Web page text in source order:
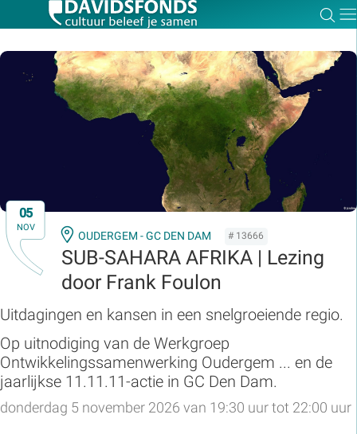
05
NOV
OUDERGEM - GC DEN DAM # 13666
SUB-SAHARA AFRIKA | Lezing
door Frank Foulon
Uitdagingen en kansen in een snelgroeiende regio.
Op uitnodiging van de Werkgroep
Ontwikkelingssamenwerking Oudergem ... en de
jaarlijkse 11.11.11-actie in GC Den Dam.
donderdag 5 november 2026 van 19:30 uur tot 22:00 uur